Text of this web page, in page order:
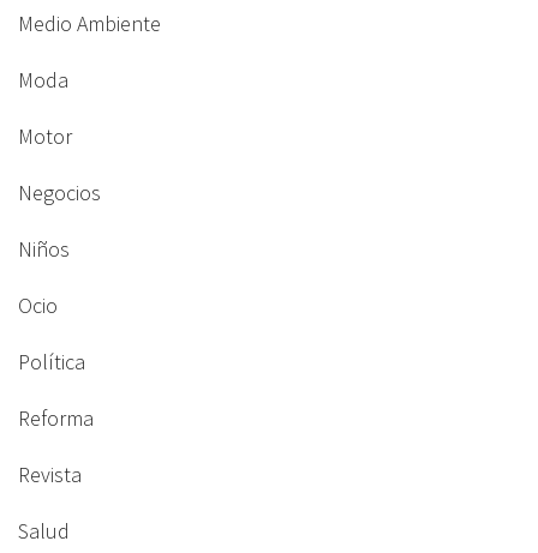
Medio Ambiente
Moda
Motor
Negocios
Niños
Ocio
Política
Reforma
Revista
Salud